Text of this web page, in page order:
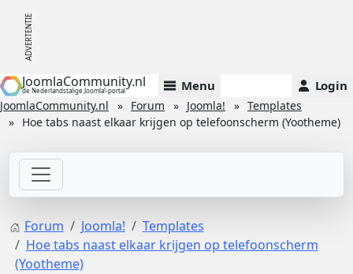
JoomlaCommunity.nl
de Nederlandstalige Joomla!-portal Menu Login
JoomlaCommunity.nl Forum Joomla!
Templates
Hoe tabs naast elkaar krijgen op telefoonscherm (Yootheme)
Forum Joomla!
Templates
Hoe tabs naast elkaar krijgen op telefoonscherm
(Yootheme)